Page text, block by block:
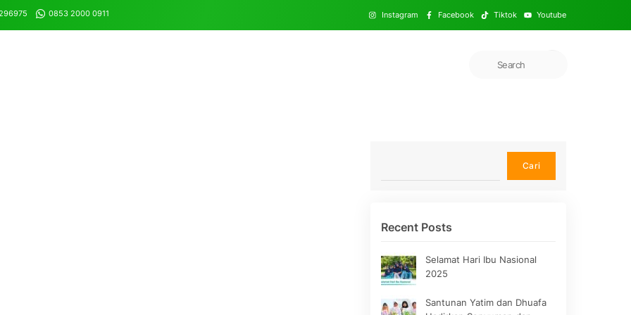
0853 2000 0911 Instagram Facebook Tiktok Youtube
Cari
Recent Posts
Selamat Hari Ibu Nasional
2025
Santunan Yatim dan Dhuafa